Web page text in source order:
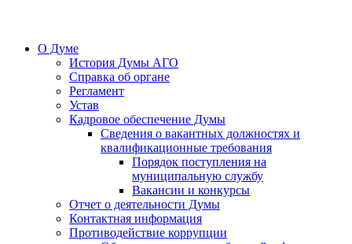
О Думе
История Думы АГО
Справка об органе
Регламент
Устав
Кадровое обеспечение Думы
Сведения о вакантных должностях и
квалификационные требования
Порядок поступления на
муниципальную службу
Вакансии и конкурсы
Отчет о деятельности Думы
Контактная информация
Противодействие коррупции